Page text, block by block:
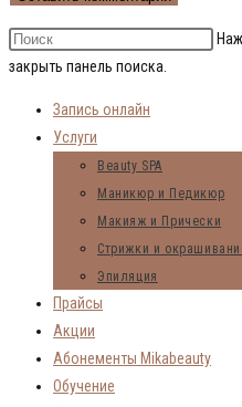
закрыть панель поиска.
Запись онлайн
Услуги
Beauty SPA
Маникюр и Педикюр
Макияж и Прически
Стрижки и
Эпиляция
Прайсы
Акции
Абонементы Mikabeauty
Обучение